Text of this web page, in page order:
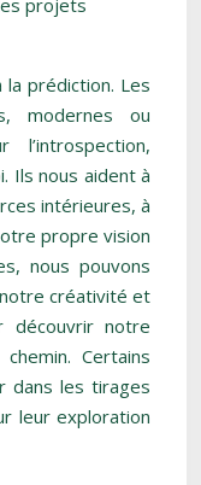
projets
la prédiction. Les
modernes ou
Ils nous aident à
intérieures, à
propre vision
nous pouvons
créativité et
découvrir notre
Certains
dans les tirages
leur exploration